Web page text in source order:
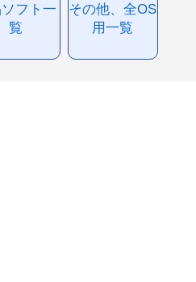
フト一
覧
その他、全OS
用一覧